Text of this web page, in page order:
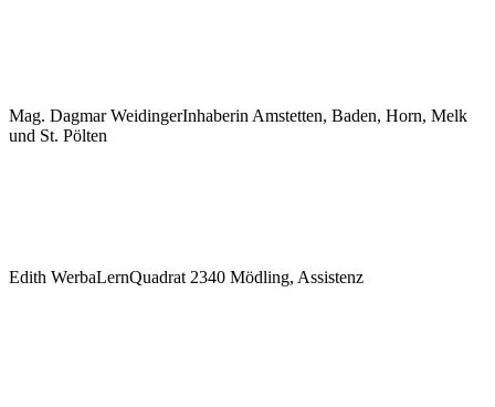
Mag. Dagmar WeidingerInhaberin Amstetten, Baden, Horn, Melk
und St. Pölten
Edith WerbaLernQuadrat 2340 Mödling, Assistenz